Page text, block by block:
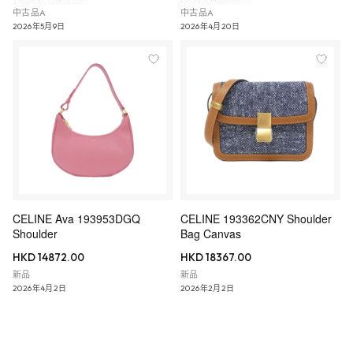
中古品A
2026年5月9日
中古品A
2026年4月20日
CELINE Ava 193953DGQ
Shoulder
HKD 14872.00
新品
2026年4月2日
CELINE 193362CNY Shoulder
Bag Canvas
HKD 18367.00
新品
2026年2月2日